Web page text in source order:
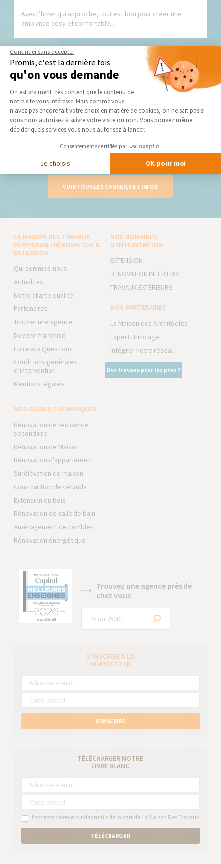
Avec l’hiver qui approche, tout est bon pour créer une
ambiance cosy et confortable...
Les couleurs tendances 2022 : votre intérieur tout
en couleur à Perpignan (66)
L’année 2021 touche à sa fin et avec elle, souffle une envie
de renouveau qui...
VOIR TOUS LES CONSEILS ET INFOS
LA MAISON DES TRAVAUX
PERPIGNAN - RÉNOVATION &
EXTENSION
Qui sommes-nous
Actualités
Notre charte qualité
Partenaires
Trouver une agence
Devenir franchisé
Foire aux Questions
Conditions générales
d’intervention
Mentions légales
NOS DOMAINES
D’INTERVENTION
EXTENSION
RÉNOVATION INTÉRIEURE
TRAVAUX EXTÉRIEURS
NOS PARTENAIRES
La Maison des Architectes
Expert Bricolage
Intégrer notre réseau
Des travaux pour les pros ?
NOS GUIDES THÉMATIQUES
Rénovation de résidence
secondaire
Rénovation de Maison
Rénovation d'appartement
Surélévation de maison
Construction de véranda
Extension en bois
Rénovation de salle de bain
Aménagement de combles
Rénovation énergétique
Trouvez une agence près de
chez vous
S’INSCRIRE À LA
NEWSLETTER
S’INSCRIRE
TÉLÉCHARGER NOTRE
LIVRE BLANC
J’accepte de recevoir des mails de la part de La Maison Des Travaux
TÉLÉCHARGER
Continuer sans accepter
Promis, c'est la dernière fois
qu'on vous demande
Plateforme de Gestion du
On est vraiment très content que le contenu de
notre site vous intéresse. Mais comme vous
n'avez pas encore fait votre choix en matière de cookies, on ne sait pas si
vous nous autorisez à suivre votre visite ou non. Vous pouvez même
décider quels services vous nous autorisez à lancer.
Consentements certifiés par
Je choisis OK pour moi
Axeptio consent